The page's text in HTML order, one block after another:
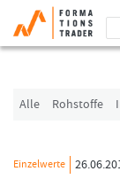
Alle Rohstoffe
Einzelwerte
Benutzer (E-